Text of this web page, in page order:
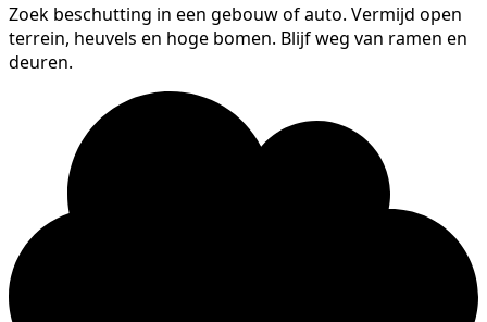
Zoek beschutting in een gebouw of auto. Vermijd open
terrein, heuvels en hoge bomen. Blijf weg van ramen en
deuren.